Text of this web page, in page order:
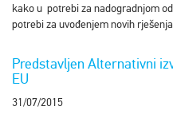
kako u potrebi za nadogradnjom
potrebi za uvođenjem novih
Predstavljen Alternativni
EU
31/07/2015